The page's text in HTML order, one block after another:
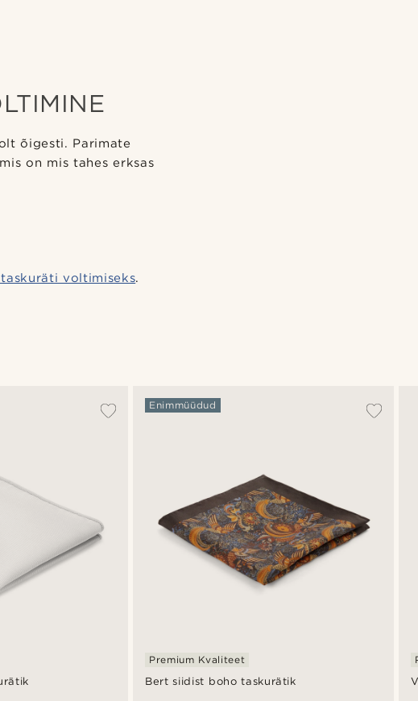
õigesti. Parimate
on mis tahes erksas
voltimiseks.
Bert siidist boho taskurätik
Enimmüüdud
Premium Kvaliteet